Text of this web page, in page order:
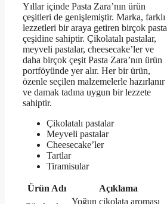
Yıllar içinde Pasta Zara’nın ürün
çeşitleri de genişlemiştir. Marka, farklı
lezzetleri bir araya getiren birçok pasta
çeşidine sahiptir. Çikolatalı pastalar,
meyveli pastalar, cheesecake’ler ve
daha birçok çeşit Pasta Zara’nın ürün
portföyünde yer alır. Her bir ürün,
özenle seçilen malzemelerle hazırlanır
ve damak tadına uygun bir lezzete
sahiptir.
Çikolatalı pastalar
Meyveli pastalar
Cheesecake’ler
Tartlar
Tiramisular
Ürün Adı
Açıklama
Yoğun çikolata aroması